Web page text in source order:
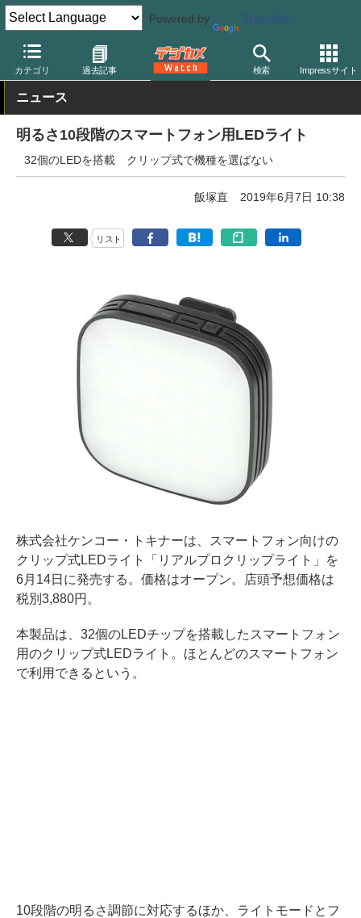
Powered by Translate
カテゴリ 過去記事 検索 Impressサイト
デジカメ Watch 撮影用品
ニュース
明るさ10段階のスマートフォン用LEDライト
32個のLEDを搭載 クリップ式で機種を選ばない
飯塚直 2019年6月7日 10:38
リスト
株式会社ケンコー・トキナーは、スマートフォン向けの
クリップ式LEDライト「リアルプロクリップライト」を
6月14日に発売する。価格はオープン。店頭予想価格は
税別3,880円。
本製品は、32個のLEDチップを搭載したスマートフォン
用のクリップ式LEDライト。ほとんどのスマートフォン
で利用できるという。
10段階の明るさ調節に対応するほか、ライトモードとフ